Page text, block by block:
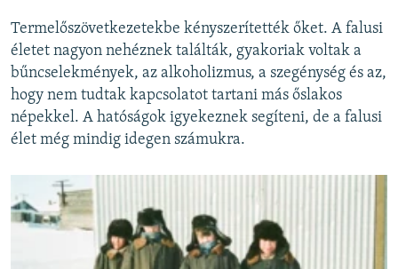
Termelőszövetkezetekbe kényszerítették őket. A falusi
életet nagyon nehéznek találták, gyakoriak voltak a
bűncselekmények, az alkoholizmus, a szegénység és az,
hogy nem tudtak kapcsolatot tartani más őslakos
népekkel. A hatóságok igyekeznek segíteni, de a falusi
élet még mindig idegen számukra.